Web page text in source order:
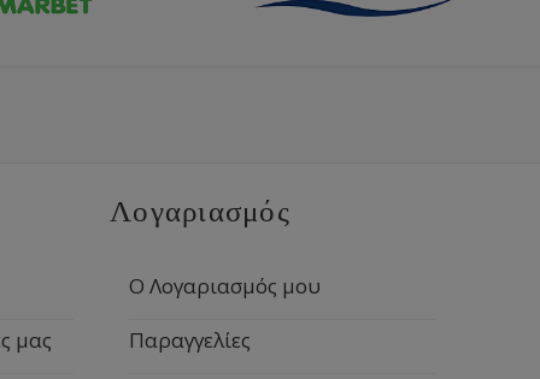
μας
Λογαριασμός
Ο Λογαριασμός μου
Παραγγελίες